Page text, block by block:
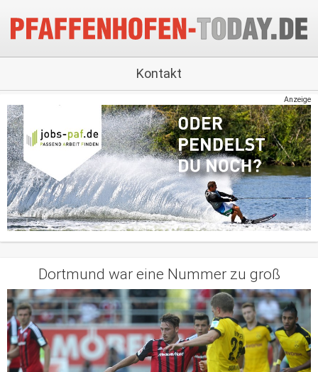
Kontakt
Anzeige
Dortmund war eine Nummer zu groß